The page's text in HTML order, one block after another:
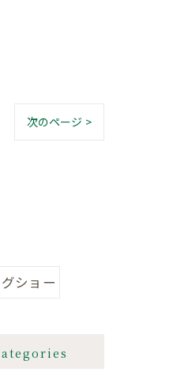
次のページ >
ショー